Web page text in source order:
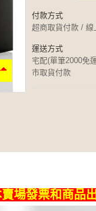
付款方式
超商取貨付款 /
運送方式
宅配(單筆2000免
市取貨付款
場發票和商品